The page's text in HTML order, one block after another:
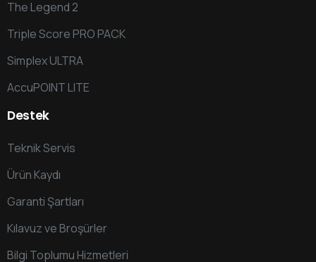
The Legend 2
Triple Score PRO PACK
Simplex ULTRA
AccuPOINT LITE
Destek
Teknik Servis
Ürün Kaydı
Garanti Şartları
Kılavuz ve Broşürler
Bilgi Toplumu Hizmetleri